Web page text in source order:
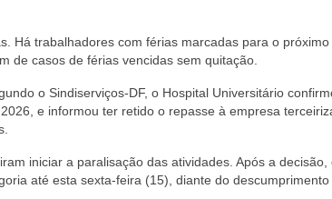
Há trabalhadores com férias marcadas para o próximo
de casos de férias vencidas sem quitação.
o Sindiserviços-DF, o Hospital Universitário
e informou ter retido o repasse à empresa
iniciar a paralisação das atividades. Após a decisão,
até esta sexta-feira (15), diante do descumprimento